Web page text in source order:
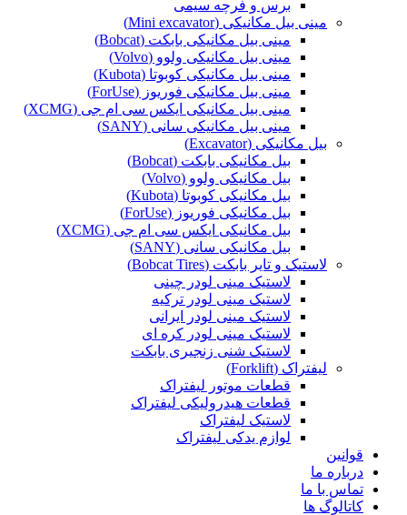
برس و فرچه سیمی
مینی بیل مکانیکی (Mini excavator)
مینی بیل مکانیکی بابکت (Bobcat)
مینی بیل مکانیکی ولوو (Volvo)
مینی بیل مکانیکی کوبوتا (Kubota)
مینی بیل مکانیکی فوریوز (ForUse)
مینی بیل مکانیکی ایکس سی ام جی (XCMG)
مینی بیل مکانیکی سانی (SANY)
بیل مکانیکی (Excavator)
بیل مکانیکی بابکت (Bobcat)
بیل مکانیکی ولوو (Volvo)
بیل مکانیکی کوبوتا (Kubota)
بیل مکانیکی فوریوز (ForUse)
بیل مکانیکی ایکس سی ام جی (XCMG)
بیل مکانیکی سانی (SANY)
لاستیک و تایر بابکت (Bobcat Tires)
لاستیک مینی لودر چینی
لاستیک مینی لودر ترکیه
لاستیک مینی لودر ایرانی
لاستیک مینی لودر کره ای
لاستیک شنی زنجیری بابکت
لیفتراک (Forklift)
قطعات موتور لیفتراک
قطعات هیدرولیکی لیفتراک
لاستیک لیفتراک
لوازم یدکی لیفتراک
قوانین
درباره ما
تماس با ما
کاتالوگ ها